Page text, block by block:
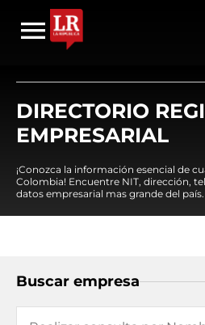
DIRECTORIO
EMPRESARIAL
¡Conozca la información esencial de
Colombia! Encuentre NIT, dirección,
datos empresarial mas grande del país.
Buscar empresa